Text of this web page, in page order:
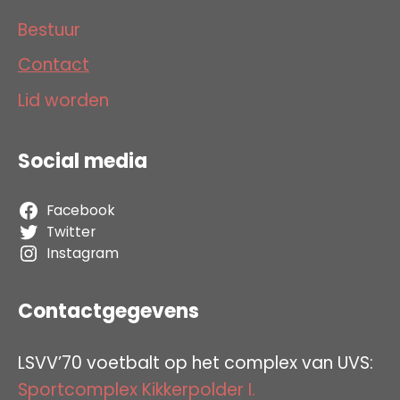
Bestuur
Contact
Lid worden
Social media
Facebook
Twitter
Instagram
Contactgegevens
LSVV’70 voetbalt op het complex van UVS:
Sportcomplex Kikkerpolder I.